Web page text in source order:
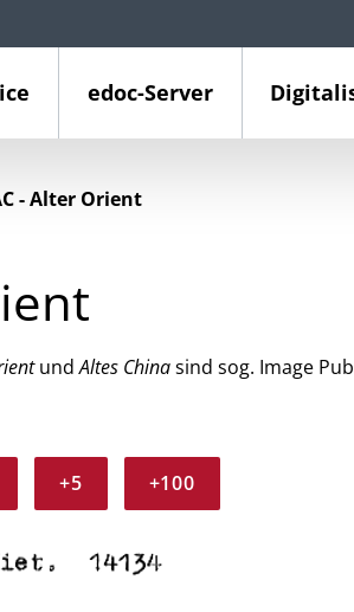
edoc-Server
- Alter Orient
undAltes Chinasind sog. Image
+5 +100